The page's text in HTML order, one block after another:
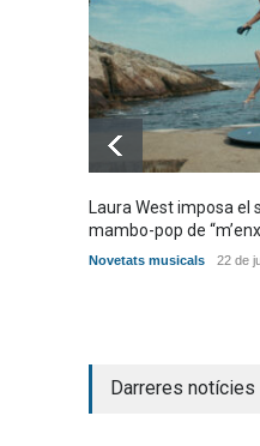
Laura West imposa el
mambo-pop de
Novetats musicals 22 de
Darreres notícies